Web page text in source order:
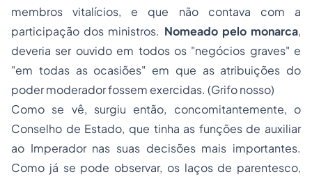
membros vitalícios, e que não contava com a
participação dos ministros. Nomeado pelo monarca,
deveria ser ouvido em todos os "negócios graves" e
"em todas as ocasiões" em que as atribuições do
poder moderador fossem exercidas. (Grifo nosso)
Como se vê, surgiu então, concomitantemente, o
Conselho de Estado, que tinha as funções de auxiliar
ao Imperador nas suas decisões mais importantes.
Como já se pode observar, os laços de parentesco,